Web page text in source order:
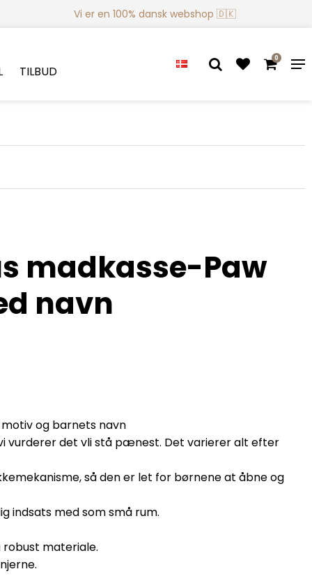
Vi er en 100% dansk webshop 🇩🇰
TILBUD
0
madkasse-Paw
navn
og barnets navn
vurderer det vli stå pænest. Det varierer alt efter
så den er let for børnene at åbne og
indsats med som små rum.
materiale.